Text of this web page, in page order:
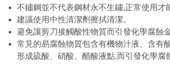
不鏽鋼並不代表鋼材永不生鏽,正常使用才
建議使用中性清潔劑擦拭清潔。
避免讓剪刀接觸酸性物質而引發化學腐蝕
常見的易腐蝕物質包含有機物汁液、含有
形成硫酸、硝酸、醋酸液點,而引發化學腐